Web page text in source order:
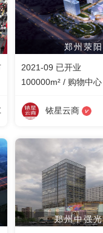
郑州荥
2021-09 已开业
100000m² / 购物中心
铱星云商
郑州中强